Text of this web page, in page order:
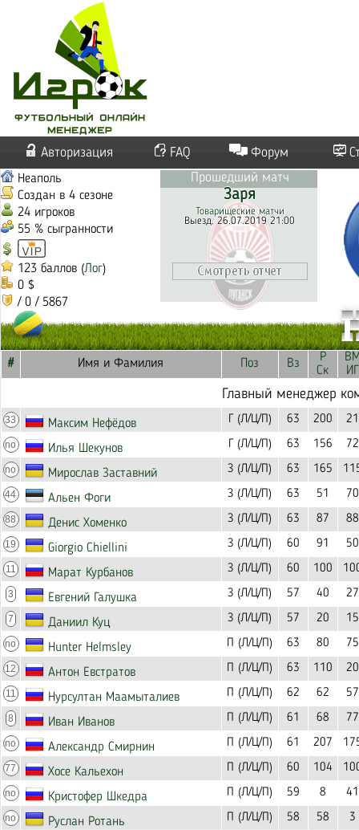
Авторизация FAQ Форум
Неаполь
Создан в 4 сезоне
24 игроков
55 % сыгранности
123 баллов (Лог)
0 $
/ 0 / 5867
Прошедший матч
Заря
Товарищеские матчи
Выезд. 26.07.2019 21:00
# Имя и Фамилия Поз Вз
Р
Ск
ИГ
Главный менеджер
33 Максим Нефёдов Г (Л/Ц/П) 63 200 21
no Илья Шекунов Г (Л/Ц/П) 63 156 72
no Мирослав Заставний З (Л/Ц/П) 63 165
44 Альен Фоги З (Л/Ц/П) 63 51 70
88 Денис Хоменко З (Л/Ц/П) 63 87 88
19 Giorgio Chiellini З (Л/Ц/П) 60 91 50
11 Марат Курбанов З (Л/Ц/П) 60 100
3 Евгений Галушка З (Л/Ц/П) 57 40 27
7 Даниил Куц З (Л/Ц/П) 57 20 15
no Hunter Helmsley П (Л/Ц/П) 63 80 75
12 Антон Евстратов П (Л/Ц/П) 63 110 20
11 Нурсултан Маамыталиев П (Л/Ц/П) 62 62 57
8 Иван Иванов П (Л/Ц/П) 61 68 77
no Александр Смирнин П (Л/Ц/П) 61 207
77 Хосе Кальехон П (Л/Ц/П) 60 104
no Кристофер Шкедра П (Л/Ц/П) 59 8 41
no Руслан Ротань П (Л/Ц/П) 58 58 3